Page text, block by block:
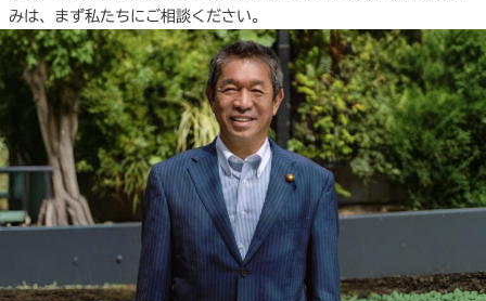
みは、まず私たちにご相談ください。